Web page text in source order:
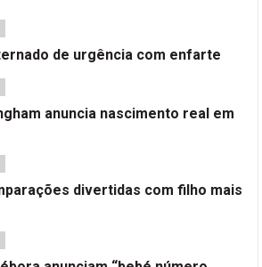
de urgência com enfarte
anuncia nascimento real em
divertidas com filho mais